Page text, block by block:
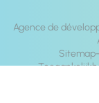
Agence de
Sitemap